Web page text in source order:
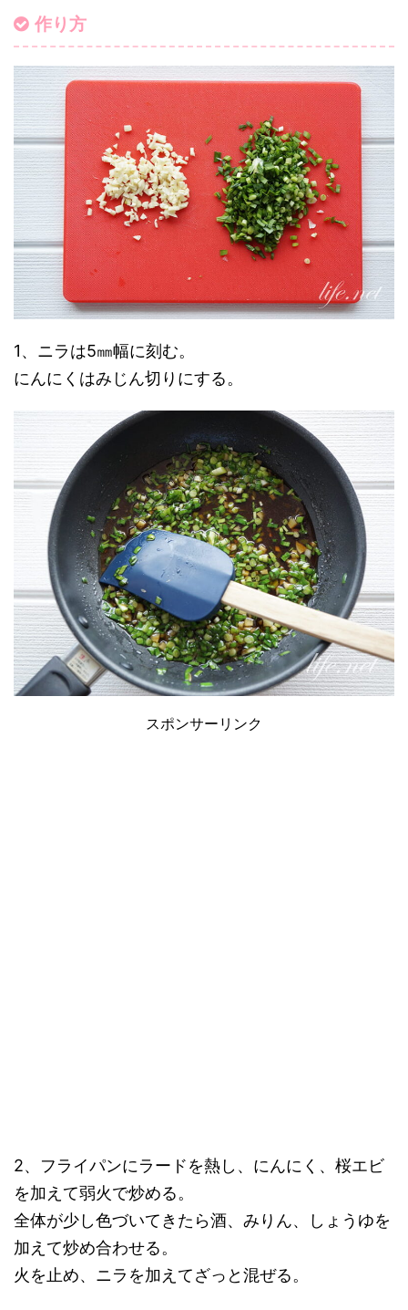
作り方
1、ニラは5㎜幅に刻む。
にんにくはみじん切りにする。
スポンサーリンク
2、フライパンにラードを熱し、にんにく、桜エビ
を加えて弱火で炒める。
全体が少し色づいてきたら酒、みりん、しょうゆを
加えて炒め合わせる。
火を止め、ニラを加えてざっと混ぜる。